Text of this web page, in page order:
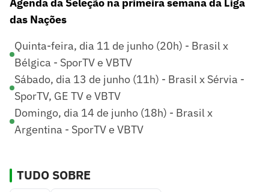
Agenda da Seleção na primeira semana da Liga
das Nações
Quinta-feira, dia 11 de junho (20h) - Brasil x
Bélgica - SporTV e VBTV
Sábado, dia 13 de junho (11h) - Brasil x Sérvia -
SporTV, GE TV e VBTV
Domingo, dia 14 de junho (18h) - Brasil x
Argentina - SporTV e VBTV
TUDO SOBRE